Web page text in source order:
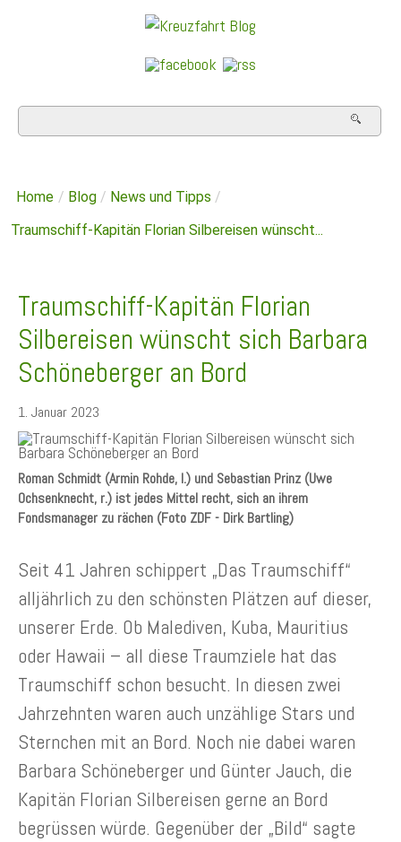
Home / Blog / News und Tipps /
Traumschiff-Kapitän Florian Silbereisen wünscht...
Traumschiff-Kapitän Florian
Silbereisen wünscht sich Barbara
Schöneberger an Bord
1. Januar 2023
Roman Schmidt (Armin Rohde, l.) und Sebastian Prinz (Uwe
Ochsenknecht, r.) ist jedes Mittel recht, sich an ihrem
Fondsmanager zu rächen (Foto ZDF - Dirk Bartling)
Seit 41 Jahren schippert „Das Traumschiff“
alljährlich zu den schönsten Plätzen auf dieser,
unserer Erde. Ob Malediven, Kuba, Mauritius
oder Hawaii – all diese Traumziele hat das
Traumschiff schon besucht. In diesen zwei
Jahrzehnten waren auch unzählige Stars und
Sternchen mit an Bord. Noch nie dabei waren
Barbara Schöneberger und Günter Jauch, die
Kapitän Florian Silbereisen gerne an Bord
begrüssen würde. Gegenüber der „Bild“ sagte